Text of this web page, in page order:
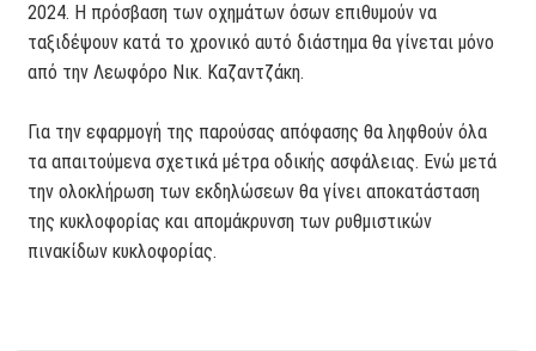
2024. Η πρόσβαση των οχημάτων όσων επιθυμούν να
ταξιδέψουν κατά το χρονικό αυτό διάστημα θα γίνεται μόνο
από την Λεωφόρο Νικ. Καζαντζάκη.
Για την εφαρμογή της παρούσας απόφασης θα ληφθούν όλα
τα απαιτούμενα σχετικά μέτρα οδικής ασφάλειας. Ενώ μετά
την ολοκλήρωση των εκδηλώσεων θα γίνει αποκατάσταση
της κυκλοφορίας και απομάκρυνση των ρυθμιστικών
πινακίδων κυκλοφορίας.